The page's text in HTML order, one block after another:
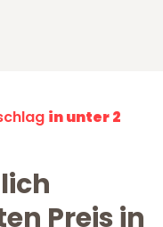
in unter 2
Preis in